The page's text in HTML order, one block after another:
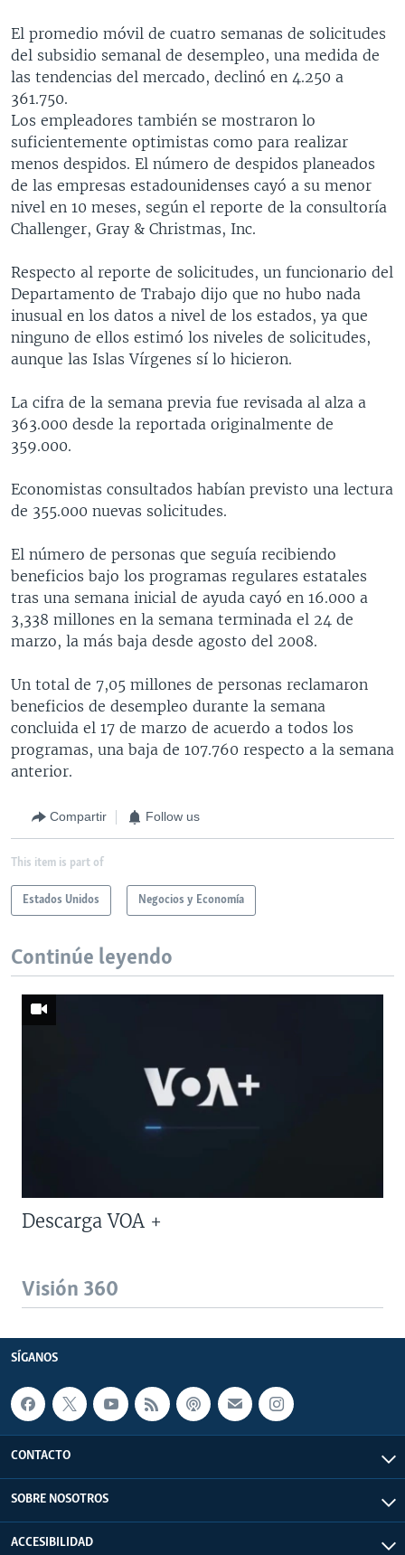
El promedio móvil de cuatro semanas de solicitudes
del subsidio semanal de desempleo, una medida de
las tendencias del mercado, declinó en 4.250 a
361.750.
Los empleadores también se mostraron lo
suficientemente optimistas como para realizar
menos despidos. El número de despidos planeados
de las empresas estadounidenses cayó a su menor
nivel en 10 meses, según el reporte de la consultoría
Challenger, Gray & Christmas, Inc.
Respecto al reporte de solicitudes, un funcionario del
Departamento de Trabajo dijo que no hubo nada
inusual en los datos a nivel de los estados, ya que
ninguno de ellos estimó los niveles de solicitudes,
aunque las Islas Vírgenes sí lo hicieron.
La cifra de la semana previa fue revisada al alza a
363.000 desde la reportada originalmente de
359.000.
Economistas consultados habían previsto una lectura
de 355.000 nuevas solicitudes.
El número de personas que seguía recibiendo
beneficios bajo los programas regulares estatales
tras una semana inicial de ayuda cayó en 16.000 a
3,338 millones en la semana terminada el 24 de
marzo, la más baja desde agosto del 2008.
Un total de 7,05 millones de personas reclamaron
beneficios de desempleo durante la semana
concluida el 17 de marzo de acuerdo a todos los
programas, una baja de 107.760 respecto a la semana
anterior.
Compartir Follow us
This item is part of
Estados Unidos Negocios y Economía
Continúe leyendo
Descarga VOA +
Visión 360
SÍGANOS
CONTACTO
SOBRE NOSOTROS
ACCESIBILIDAD